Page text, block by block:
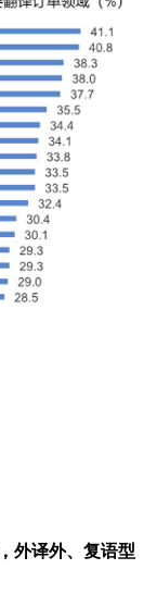
外译外、复语型